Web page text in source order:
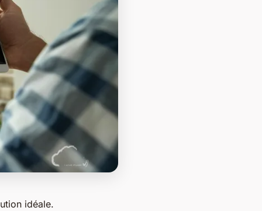
idéale.